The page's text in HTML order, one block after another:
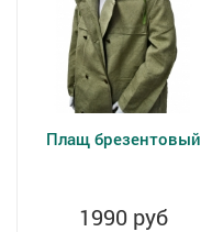
Плащ брезентовый
1990 руб